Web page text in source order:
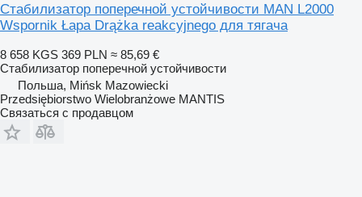
Стабилизатор поперечной устойчивости MAN L2000
Wspornik Łapa Drążka reakcyjnego для тягача
8 658 KGS 369 PLN ≈ 85,69 €
Стабилизатор поперечной устойчивости
Польша, Mińsk Mazowiecki
Przedsiębiorstwo Wielobranżowe MANTIS
Связаться с продавцом